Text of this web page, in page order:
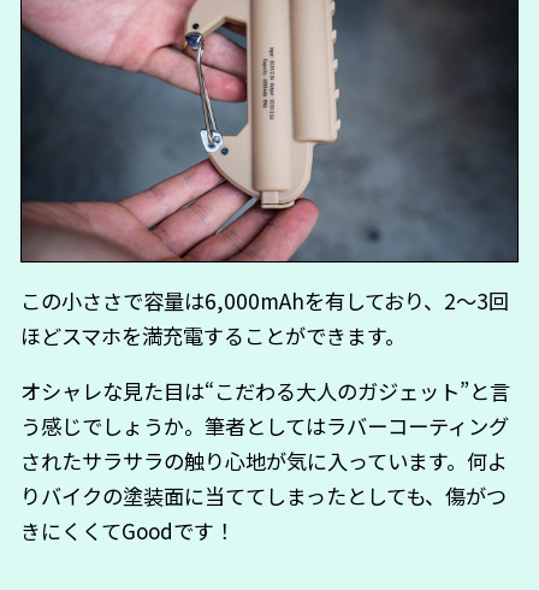
この小ささで容量は6,000mAhを有しており、2〜3回
ほどスマホを満充電することができます。
オシャレな見た目は“こだわる大人のガジェット”と言
う感じでしょうか。筆者としてはラバーコーティング
されたサラサラの触り心地が気に入っています。何よ
りバイクの塗装面に当ててしまったとしても、傷がつ
きにくくてGoodです！